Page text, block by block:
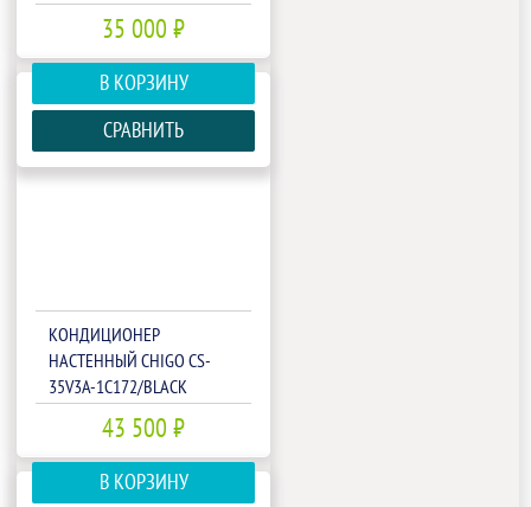
35 000 ₽
В КОРЗИНУ
СРАВНИТЬ
КОНДИЦИОНЕР
НАСТЕННЫЙ CHIGO CS-
35V3A-1C172/BLACK
43 500 ₽
В КОРЗИНУ